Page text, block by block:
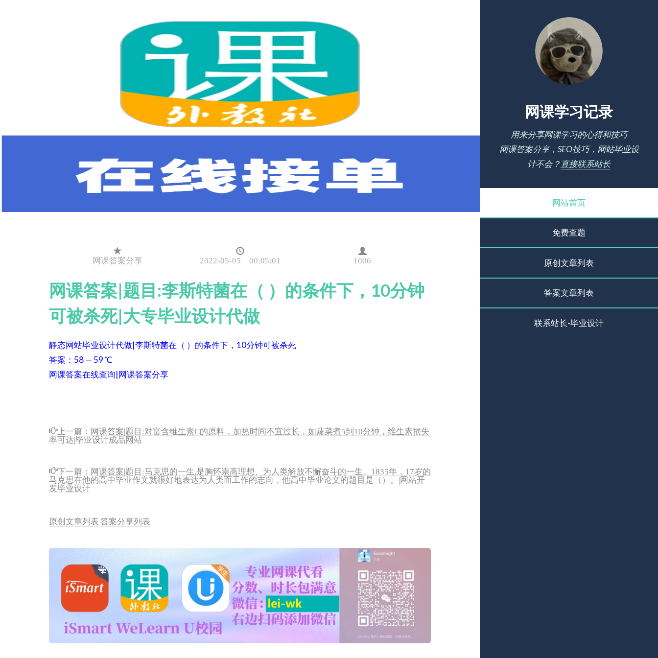
网课学习记录
用来分享网课学习的心得和技巧
网课答案分享，SEO技巧，网站毕业设
计不会？ 直接联系站长
网站首页
免费查题
原创文章列表
答案文章列表
联系站长-毕业设计
网课答案分享 2022-05-05 00:05:01 1006
网课答案|题目:李斯特菌在（ ）的条件下，10分钟
可被杀死|大专毕业设计代做
静态网站毕业设计代做|李斯特菌在（ ）的条件下，10分钟可被杀死
答案：58 — 59 ℃
网课答案在线查询|网课答案分享
上一篇： 网课答案|题目:对富含维生素C的原料，加热时间不宜过长，如蔬菜煮5到10分钟，维生素损失
率可达|毕业设计成品网站
下一篇： 网课答案|题目:马克思的一生,是胸怀崇高理想、为人类解放不懈奋斗的一生。1835年，17岁的
马克思在他的高中毕业作文就很好地表达为人类而工作的志向，他高中毕业论文的题目是（）。|网站开
发毕业设计
原创文章列表答案分享列表